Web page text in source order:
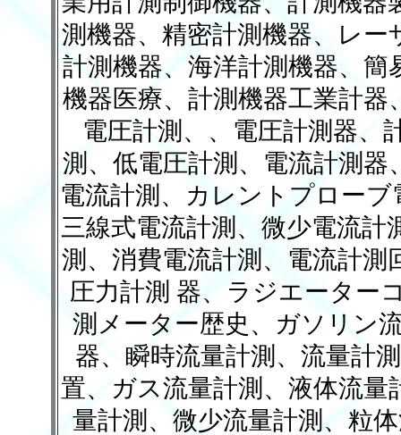
測機器、精密計測機器、レー
計測機器、海洋計測機器、
機器医療、計測機器工業計
電圧計測、、電圧計測器、
測、低電圧計測、電流計測
電流計測、カレントプロー
三線式電流計測、微少電流
測、消費電流計測、電流計
圧力計測 器、ラジエーター
測メーター歴史、ガソリン
器、瞬時流量計測、流量計
置、ガス流量計測、液体流
量計測、微少流量計測、粒